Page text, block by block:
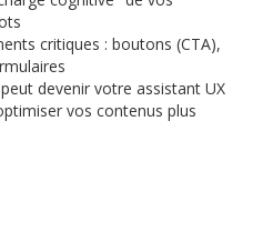
critiques : boutons (CTA),
devenir votre assistant UX
vos contenus plus